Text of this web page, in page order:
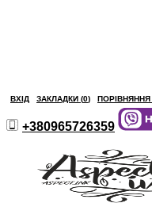
ВХІД ЗАКЛАДКИ (0) ПОРІВНЯННЯ
+380965726359